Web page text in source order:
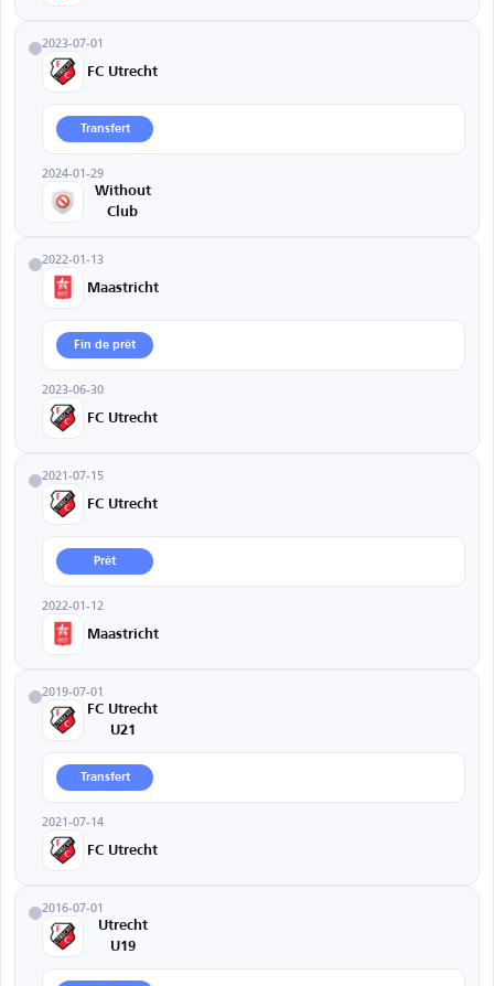
2023-07-01
FC Utrecht
Transfert
2024-01-29
Without
Club
2022-01-13
Maastricht
Fin de prêt
2023-06-30
FC Utrecht
2021-07-15
FC Utrecht
Prêt
2022-01-12
Maastricht
2019-07-01
FC Utrecht
U21
Transfert
2021-07-14
FC Utrecht
2016-07-01
Utrecht
U19